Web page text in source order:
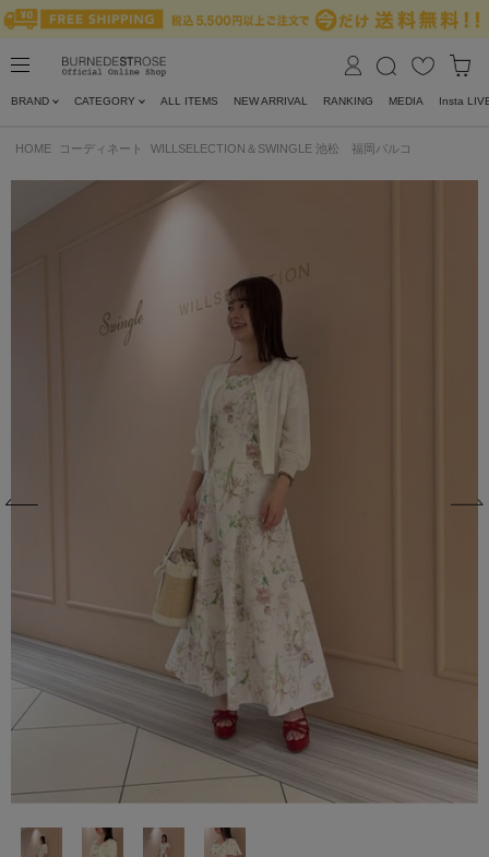
BRAND CATEGORY ALL ITEMS NEW ARRIVAL RANKING MEDIA Insta
HOME コーディネート WILLSELECTION＆SWINGLE 池松 福岡パルコ